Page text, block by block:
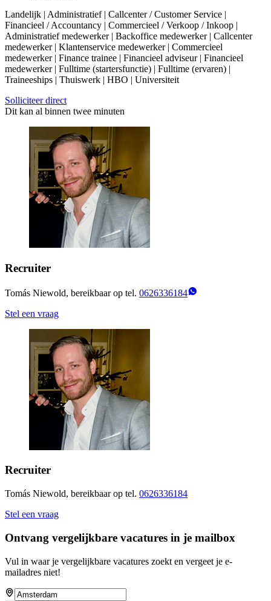
Landelijk | Administratief | Callcenter / Customer Service |
Financieel / Accountancy | Commercieel / Verkoop / Inkoop |
Administratief medewerker | Backoffice medewerker | Callcenter
medewerker | Klantenservice medewerker | Commercieel
medewerker | Finance trainee | Financieel adviseur | Financieel
medewerker | Fulltime (startersfunctie) | Fulltime (ervaren) |
Traineeships | Thuiswerk | HBO | Universiteit
Solliciteer direct
Dit kan al binnen twee minuten
Recruiter
Tomás Niewold, bereikbaar op tel. 0626336184
Stel een vraag
Recruiter
Tomás Niewold, bereikbaar op tel. 0626336184
Stel een vraag
Ontvang vergelijkbare vacatures in je mailbox
Vul in waar je vergelijkbare vacatures zoekt en vergeet je e-
mailadres niet!